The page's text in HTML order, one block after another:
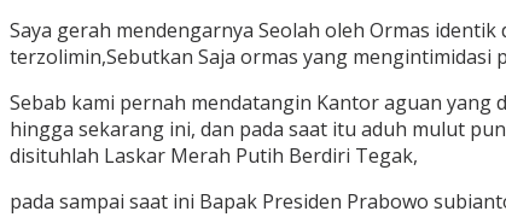
Saya gerah mendengarnya Seolah oleh Ormas
terzolimin,Sebutkan Saja ormas yang mengintimidasi
Sebab kami pernah mendatangin Kantor aguan
hingga sekarang ini, dan pada saat itu aduh mulut
disituhlah Laskar Merah Putih Berdiri Tegak,
pada sampai saat ini Bapak Presiden Prabowo